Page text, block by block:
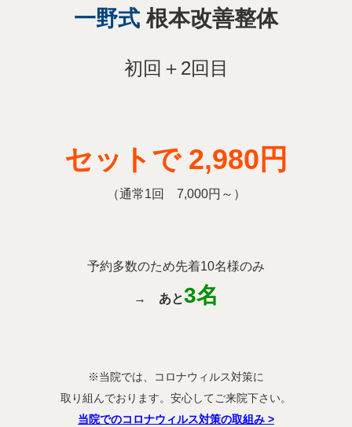
一野式 根本改善整体
初回＋2回目
セットで 2,980円
（通常1回 7,000円～）
予約多数のため先着10名様のみ
→ あと3名
※当院では、コロナウィルス対策に
取り組んでおります。安心してご来院下さい。
当院でのコロナウィルス対策の取組み >